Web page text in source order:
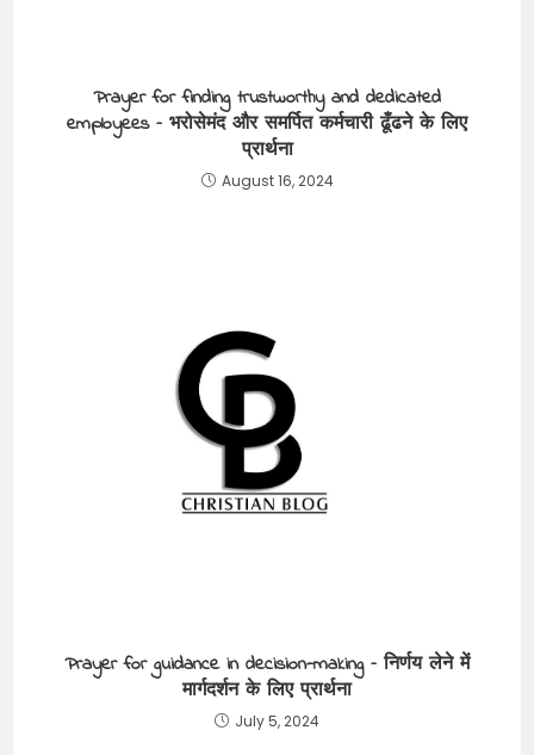
Prayer for finding trustworthy and dedicated
employees – भरोसेमंद और समर्पित कर्मचारी ढूँढने के लिए
प्रार्थना
August 16, 2024
Prayer for guidance in decision-making – निर्णय लेने में
मार्गदर्शन के लिए प्रार्थना
July 5, 2024